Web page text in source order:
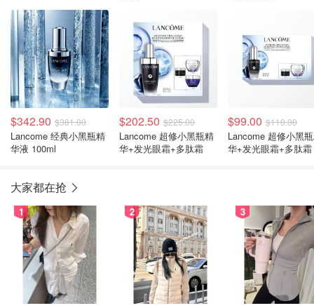
$342.90 $381.00
Lancome 经典小黑瓶精
华液 100ml
$202.50 $225.00
Lancome 超修小黑瓶精
华+发光眼霜+多肽霜
$99.00 $110.00
Lancome 超修小黑
华+发光眼霜+多肽霜
大家都在抢
1 2 3